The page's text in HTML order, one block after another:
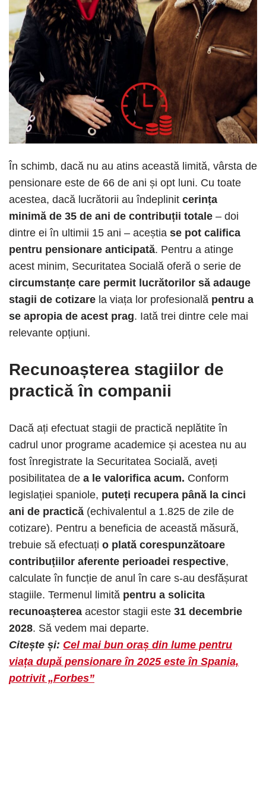
În schimb, dacă nu au atins această limită, vârsta de
pensionare este de 66 de ani și opt luni. Cu toate
acestea, dacă lucrătorii au îndeplinit cerința
minimă de 35 de ani de contribuții totale – doi
dintre ei în ultimii 15 ani – aceștia se pot califica
pentru pensionare anticipată. Pentru a atinge
acest minim, Securitatea Socială oferă o serie de
circumstanțe care permit lucrătorilor să adauge
stagii de cotizare la viața lor profesională pentru a
se apropia de acest prag. Iată trei dintre cele mai
relevante opțiuni.
Recunoașterea stagiilor de
practică în companii
Dacă ați efectuat stagii de practică neplătite în
cadrul unor programe academice și acestea nu au
fost înregistrate la Securitatea Socială, aveți
posibilitatea de a le valorifica acum. Conform
legislației spaniole, puteți recupera până la cinci
ani de practică (echivalentul a 1.825 de zile de
cotizare). Pentru a beneficia de această măsură,
trebuie să efectuați o plată corespunzătoare
contribuțiilor aferente perioadei respective,
calculate în funcție de anul în care s-au desfășurat
stagiile. Termenul limită pentru a solicita
recunoașterea acestor stagii este 31 decembrie
2028.​ Să vedem mai departe.
Citește și: Cel mai bun oraș din lume pentru
viața după pensionare în 2025 este în Spania,
potrivit „Forbes”